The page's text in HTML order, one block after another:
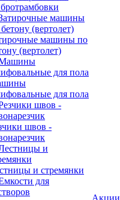
машины по
(вертолет)
для пола
швов -
и стремянки
Акции